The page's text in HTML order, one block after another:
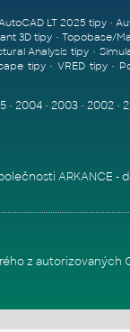
LT 2025 tipy •
3D tipy • Topobase/
Analysis tipy •
tipy•VRED tipy•
• 2004• 2003• 2002•
ARKANCE -
z autorizovaných